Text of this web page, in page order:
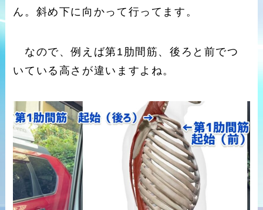
ん。斜め下に向かって行ってます。
なので、例えば第1肋間筋、後ろと前でつ
いている高さが違いますよね。